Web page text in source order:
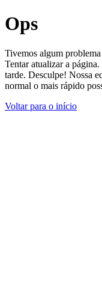
Ops
Tivemos algum
Tentar atualizar a
tarde. Desculpe! Nossa
normal o mais rápido
Voltar para o início